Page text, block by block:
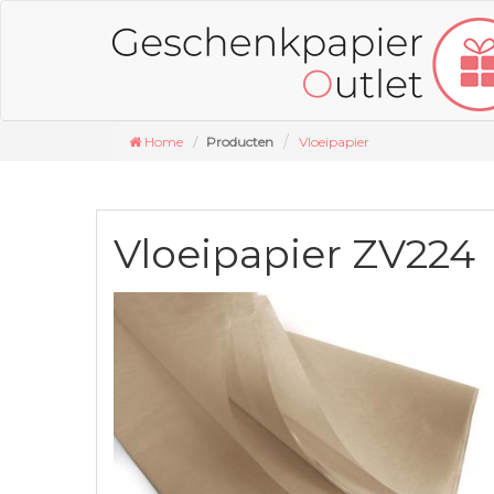
Home Producten Vloeipapier
Vloeipapier ZV224